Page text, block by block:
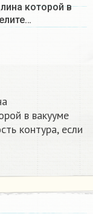
которой в
в вакууме
контура, если